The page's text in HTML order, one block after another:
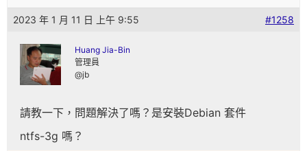
2023 年 1 月 11 日 上午 9:55 #1258
Huang Jia-Bin
管理員
@jb
請教一下，問題解決了嗎？是安裝Debian 套件
ntfs-3g 嗎？